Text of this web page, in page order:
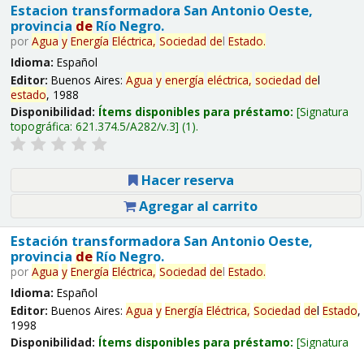
Estacion transformadora San Antonio Oeste,
provincia deRío Negro.
por Agua y Energía Eléctrica, Sociedad del Estado.
Idioma: Español
Editor: Buenos Aires: Agua y energía eléctrica, sociedad del
estado, 1988
Disponibilidad: Ítems disponibles para préstamo: Signatura
topográfica: 621.374.5/A282/v.3 (1).
Hacer reserva
Agregar al carrito
Estación transformadora San Antonio Oeste,
provincia deRío Negro.
por Agua y Energía Eléctrica, Sociedad del Estado.
Idioma: Español
Editor: Buenos Aires: Agua y Energía Eléctrica, Sociedad del Estado,
1998
Disponibilidad: Ítems disponibles para préstamo: Signatura